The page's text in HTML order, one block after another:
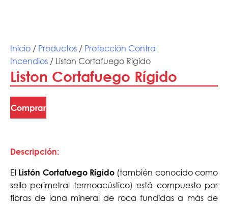
Inicio / Productos / Protección Contra
Incendios / Liston Cortafuego Rígido
Liston Cortafuego Rígido
Comprar
Descripción:
El Listón Cortafuego Rígido (también conocido como
sello perimetral termoacústico) está compuesto por
fibras de lana mineral de roca fundidas a más de